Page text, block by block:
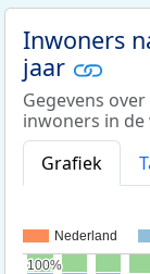
Inwoners
jaar
Gegevens
inwoners in de
Grafiek
Nederland
100%
100%